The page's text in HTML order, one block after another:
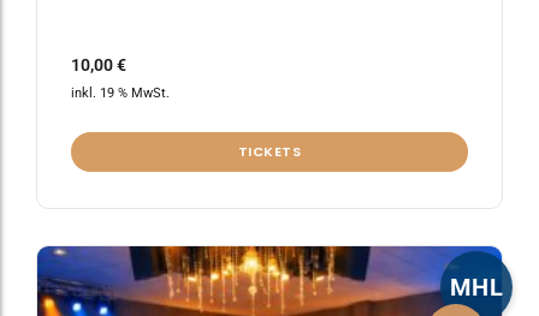
10,00€
inkl. 19 % MwSt.
TICKETS
MHL